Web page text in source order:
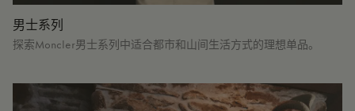
男士系列
探索Moncler男士系列中适合都市和山间生活方式的理想单品。